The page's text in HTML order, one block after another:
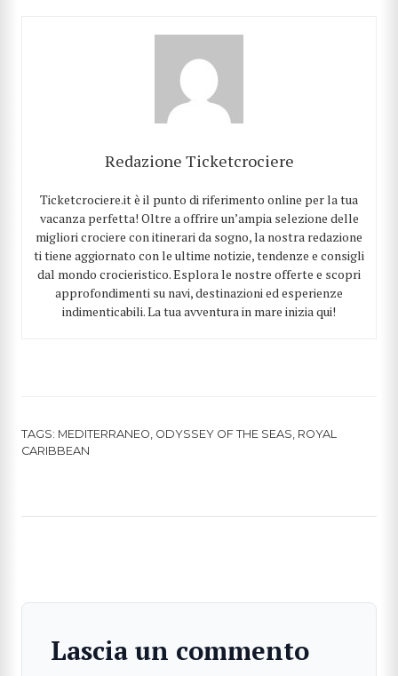
Redazione Ticketcrociere
Ticketcrociere.it è il punto di riferimento online per la tua
vacanza perfetta! Oltre a offrire un’ampia selezione delle
migliori crociere con itinerari da sogno, la nostra redazione
ti tiene aggiornato con le ultime notizie, tendenze e consigli
dal mondo crocieristico. Esplora le nostre offerte e scopri
approfondimenti su navi, destinazioni ed esperienze
indimenticabili. La tua avventura in mare inizia qui!
TAGS: MEDITERRANEO ODYSSEY OF THE SEAS ROYAL
CARIBBEAN
Lascia un commento